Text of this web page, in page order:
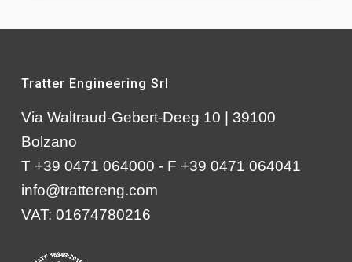
Tratter Engineering Srl
Via Waltraud-Gebert-Deeg 10 | 39100
Bolzano
T +39 0471 064000 - F +39 0471 064041
info@trattereng.com
VAT: 01674780216